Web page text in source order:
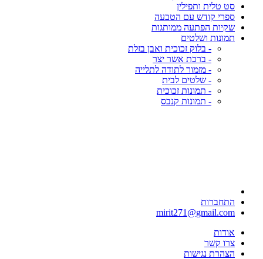
סט טלית ותפילין
ספרי קודש עם הטבעה
שקיות הפתעה ממותגות
תמונות ושלטים
- בלוק זכוכית ואבן בזלת
- ברכת אשר יצר
- מזמור לתודה לתלייה
- שלטים לבית
- תמונות זכוכית
- תמונות קנבס
התחברות
mirit271@gmail.com
אודות
צרו קשר
הצהרת נגישות